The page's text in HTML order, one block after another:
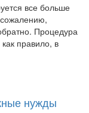
все больше
Процедура
правило, в
нужды